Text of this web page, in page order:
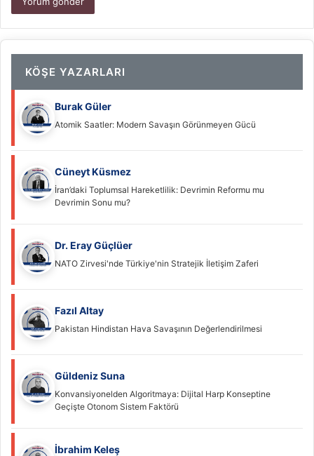
KÖŞE YAZARLARI
Burak Güler
Atomik Saatler: Modern Savaşın Görünmeyen Gücü
Cüneyt Küsmez
İran’daki Toplumsal Hareketlilik: Devrimin Reformu mu
Devrimin Sonu mu?
Dr. Eray Güçlüer
NATO Zirvesi'nde Türkiye'nin Stratejik İletişim Zaferi
Fazıl Altay
Pakistan Hindistan Hava Savaşının Değerlendirilmesi
Güldeniz Suna
Konvansiyonelden Algoritmaya: Dijital Harp Konseptine
Geçişte Otonom Sistem Faktörü
İbrahim Keleş